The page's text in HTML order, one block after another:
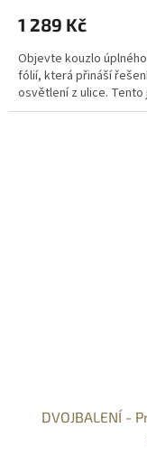
1 289 Kč
Objevte kouzlo
fólií, která přináší
osvětlení z ulice. Tento
DVOJBALENÍ -